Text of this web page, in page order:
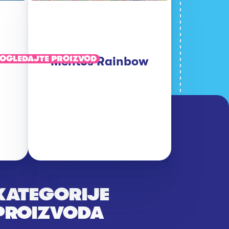
Mentos Rainbow
PROIZVOD